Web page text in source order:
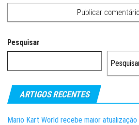
Pesquisar
ARTIGOS RECENTES
Mario Kart World recebe maior